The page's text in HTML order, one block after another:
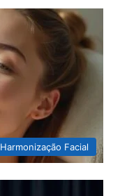
Harmonização Facial